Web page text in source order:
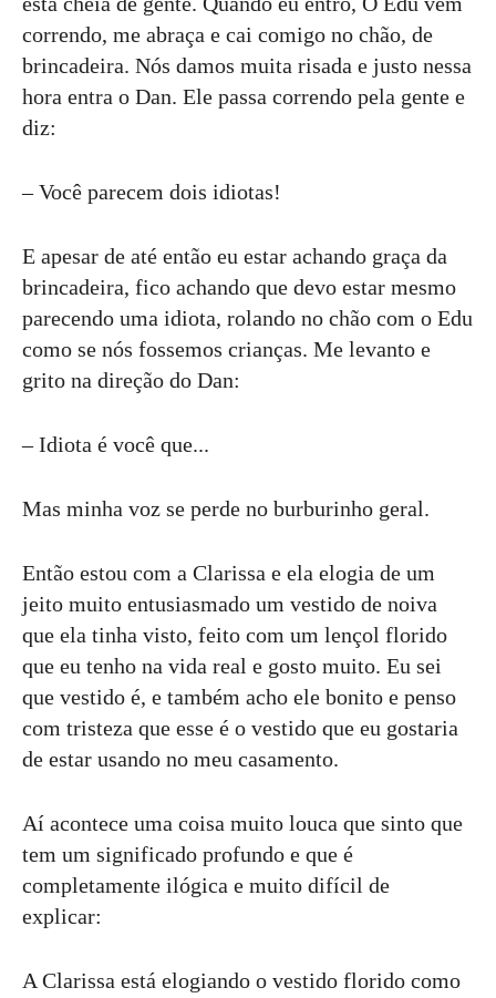
correndo, me abraça e cai comigo no chão, de
brincadeira. Nós damos muita risada e justo nessa
hora entra o Dan. Ele passa correndo pela gente e
diz:
– Você parecem dois idiotas!
E apesar de até então eu estar achando graça da
brincadeira, fico achando que devo estar mesmo
parecendo uma idiota, rolando no chão com o Edu
como se nós fossemos crianças. Me levanto e
grito na direção do Dan:
– Idiota é você que...
Mas minha voz se perde no burburinho geral.
Então estou com a Clarissa e ela elogia de um
jeito muito entusiasmado um vestido de noiva
que ela tinha visto, feito com um lençol florido
que eu tenho na vida real e gosto muito. Eu sei
que vestido é, e também acho ele bonito e penso
com tristeza que esse é o vestido que eu gostaria
de estar usando no meu casamento.
Aí acontece uma coisa muito louca que sinto que
tem um significado profundo e que é
completamente ilógica e muito difícil de
explicar:
A Clarissa está elogiando o vestido florido como